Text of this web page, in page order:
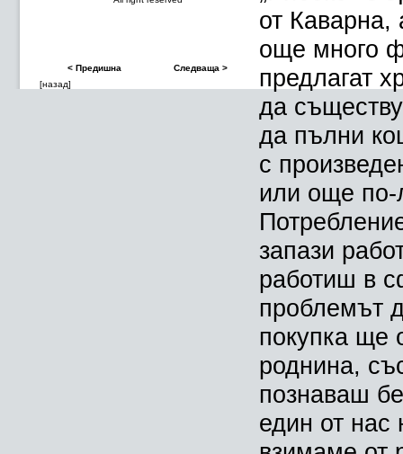
от Каварна,
още много
предлагат
да
да пълни
с
или още по-
запази
работиш в
проблемът
покупка ще
роднина,
познаваш
един от нас
< Предишна
Следваща >
[назад]